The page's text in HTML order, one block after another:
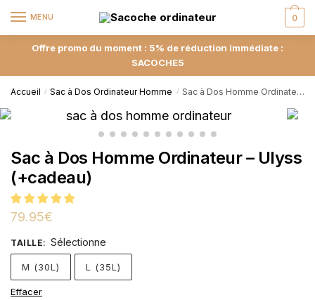
MENU 0
Offre promo du moment : 5% de réduction immédiate :
SACOCHE5
Accueil / Sac à Dos Ordinateur Homme / Sac à Dos Homme Ordinateur – Ulyss (+cadeau)
Sac à Dos Homme Ordinateur – Ulyss
(+cadeau)
79.95€
TAILLE: Sélectionne
M (30L) L (35L)
Effacer